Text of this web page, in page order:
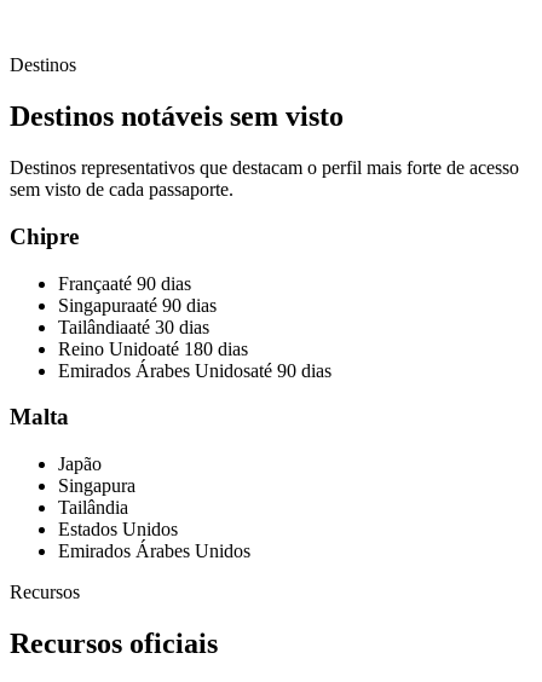
Destinos
Destinos notáveis sem visto
Destinos representativos que destacam o perfil mais forte de acesso
sem visto de cada passaporte.
Chipre
Françaaté 90 dias
Singapuraaté 90 dias
Tailândiaaté 30 dias
Reino Unidoaté 180 dias
Emirados Árabes Unidosaté 90 dias
Malta
Japão
Singapura
Tailândia
Estados Unidos
Emirados Árabes Unidos
Recursos
Recursos oficiais